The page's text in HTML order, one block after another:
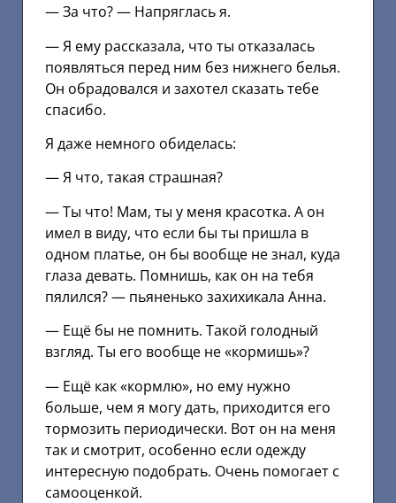
— За что? — Напряглась я.
— Я ему рассказала, что ты отказалась
появляться перед ним без нижнего белья.
Он обрадовался и захотел сказать тебе
спасибо.
Я даже немного обиделась:
— Я что, такая страшная?
— Ты что! Мам, ты у меня красотка. А он
имел в виду, что если бы ты пришла в
одном платье, он бы вообще не знал, куда
глаза девать. Помнишь, как он на тебя
пялился? — пьяненько захихикала Анна.
— Ещё бы не помнить. Такой голодный
взгляд. Ты его вообще не «кормишь»?
— Ещё как «кормлю», но ему нужно
больше, чем я могу дать, приходится его
тормозить периодически. Вот он на меня
так и смотрит, особенно если одежду
интересную подобрать. Очень помогает с
самооценкой.